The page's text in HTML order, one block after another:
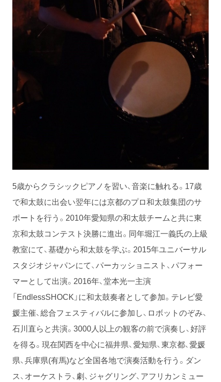
5歳からクラシックピアノを習い、音楽に触れる。17歳
で和太鼓に出会い翌年には京都のプロ和太鼓集団のサ
ポートを行う。2010年愛知県の和太鼓チームと共に東
京和太鼓コンテスト決勝に進出。同年堀江一義氏の上級
教室にて、基礎から和太鼓を学ぶ。2015年ユニバーサル
スタジオジャパンにて、パーカッショニスト、パフォー
マーとして出演。2016年、堂本光一主演
「EndlessSHOCK」に和太鼓奏者として参加。テレビ愛
媛主催、総合フェスティバルに参加し、ロボットのぞみ、
石川直らと共演。3000人以上の観客の前で演奏し、好評
を得る。現在関西を中心に福井県、愛知県、東京都、愛媛
県、兵庫県(有馬)など全国各地で演奏活動を行う。ダン
ス、オーケストラ、劇、ジャグリング、アフリカンミュー